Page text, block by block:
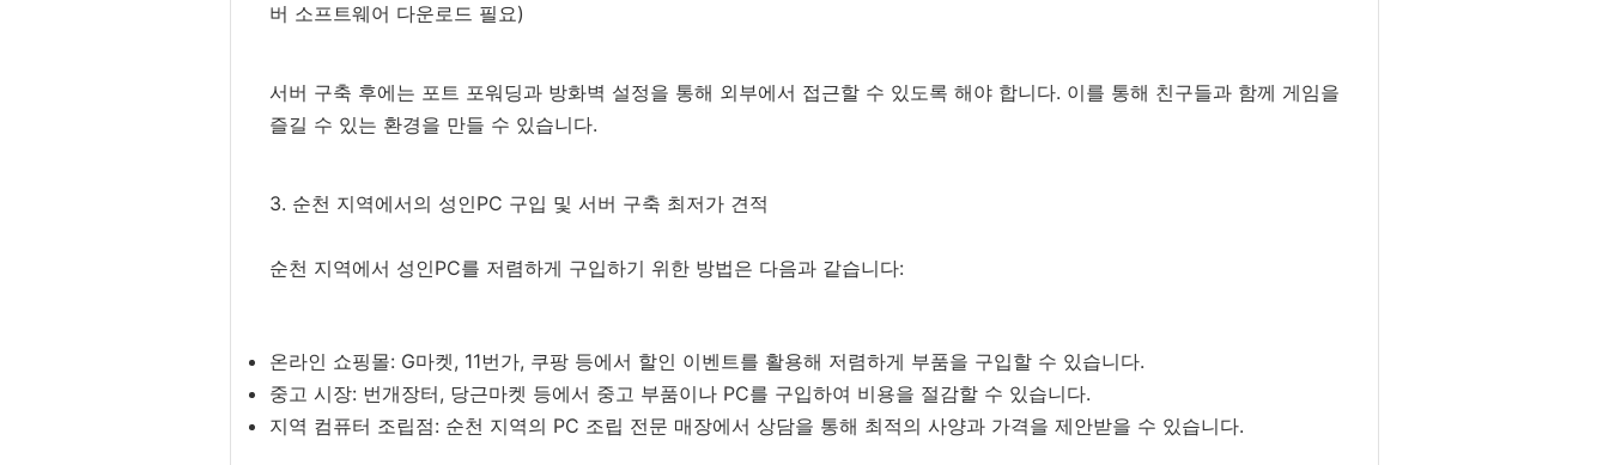
버 소프트웨어 다운로드 필요)
서버 구축 후에는 포트 포워딩과 방화벽 설정을 통해 외부에서 접근할 수 있도록 해야 합니다. 이를 통해 친구들과 함께 게임을
즐길 수 있는 환경을 만들 수 있습니다.
3. 순천 지역에서의 성인PC 구입 및 서버 구축 최저가 견적
순천 지역에서 성인PC를 저렴하게 구입하기 위한 방법은 다음과 같습니다:
온라인 쇼핑몰: G마켓, 11번가, 쿠팡 등에서 할인 이벤트를 활용해 저렴하게 부품을 구입할 수 있습니다.
중고 시장: 번개장터, 당근마켓 등에서 중고 부품이나 PC를 구입하여 비용을 절감할 수 있습니다.
지역 컴퓨터 조립점: 순천 지역의 PC 조립 전문 매장에서 상담을 통해 최적의 사양과 가격을 제안받을 수 있습니다.